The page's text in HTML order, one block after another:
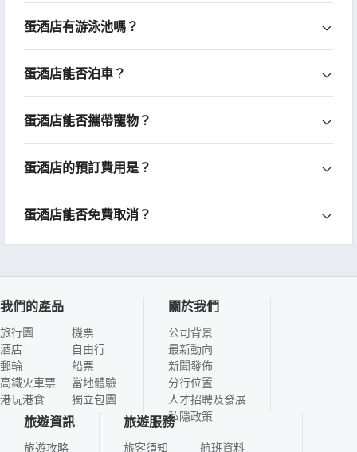
蛋酒店有游泳池嗎？
蛋酒店能否泊車？
蛋酒店能否攜帶寵物？
蛋酒店的預訂費用是？
蛋酒店能否免費取消？
我們的產品
旅行團
酒店
郵輪
高鐵火車票
港玩港食
機票
自由行
船票
當地體驗
獨立包團
關於我們
公司背景
最新動向
新聞發佈
分行位置
人才招聘及發展
私隱政策
旅遊資訊
旅遊攻略
旅遊服務
旅客須知
航班資料